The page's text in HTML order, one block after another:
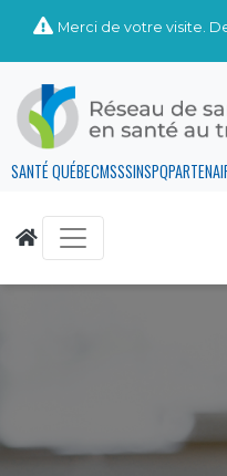
Merci de votre visite.
SANTÉ QUÉBECMSSSINSPQ